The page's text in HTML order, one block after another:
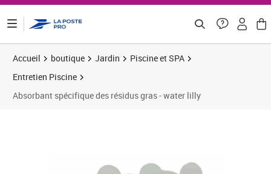
Accueil boutique Jardin
Piscine et SPA
Entretien Piscine
Absorbant spécifique des résidus gras - water lilly